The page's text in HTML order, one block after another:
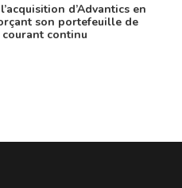
d’Advantics en
son portefeuille de
continu